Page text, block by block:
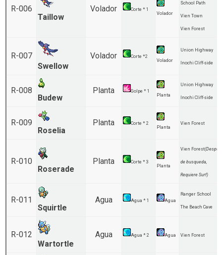
R-006
Taillow
Volador
Corte * 1
Volador
School Path
Vien Town
Vien Forest
R-007
Swellow
Volador
Corte *2
Volador
Union Highway
Inochi Cliff-side
R-008
Budew
Planta
Golpe * 1
Planta
Union Highway
Inochi Cliff-side
R-009
Roselia
Planta
Corte * 2
Planta
Vien Forest
R-010
Roserade
Planta
Corte * 3
Planta
Vien Forest
de busqueda,
Requiere Surf)
R-011
Squirtle
Agua Agua * 1 Agua
Ranger School
The Beach Cave
R-012
Wartortle
Agua Agua * 2 Agua Vien Forest